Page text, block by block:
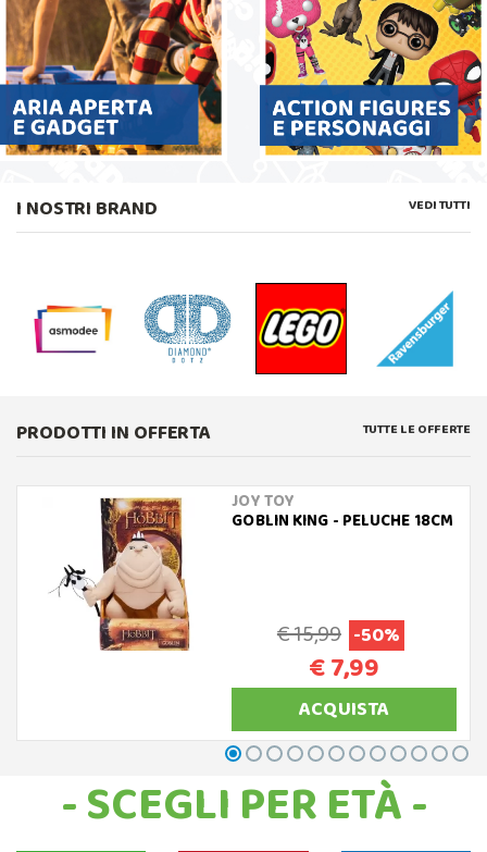
I NOSTRI BRAND VEDI TUTTI
PRODOTTI IN OFFERTA TUTTE LE OFFERTE
JOY TOY
GOBLIN KING - PELUCHE 18CM
€ 15,99 -50%
€ 7,99
ACQUISTA
- SCEGLI PER ETÀ -